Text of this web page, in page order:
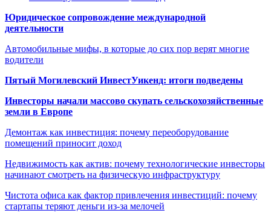
Юридическое сопровождение международной
деятельности
Автомобильные мифы, в которые до сих пор верят многие
водители
Пятый Могилевский ИнвестУикенд: итоги подведены
Инвесторы начали массово скупать сельскохозяйственные
земли в Европе
Демонтаж как инвестиция: почему переоборудование
помещений приносит доход
Недвижимость как актив: почему технологические инвесторы
начинают смотреть на физическую инфраструктуру
Чистота офиса как фактор привлечения инвестиций: почему
стартапы теряют деньги из-за мелочей